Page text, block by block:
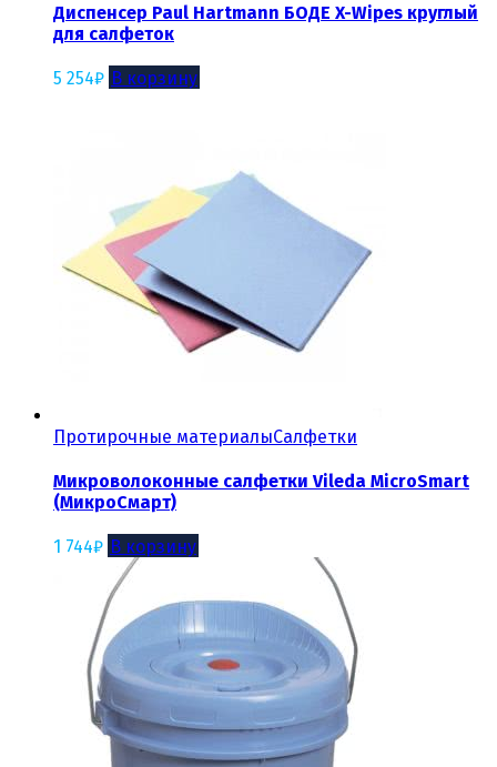
Диспенсер Paul Hartmann БОДЕ X-Wipes круглый
для салфеток
5 254₽ В корзину
Протирочные материалыСалфетки
Микроволоконные салфетки Vileda MicroSmart
(МикроСмарт)
1 744₽ В корзину